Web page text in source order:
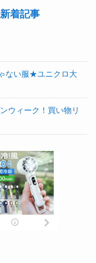
着記事
ない服★ユニクロ大
ウィーク！買い物リ